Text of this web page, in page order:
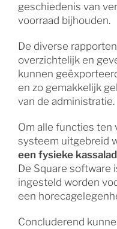
geschiedenis van
voorraad bijhouden.
De diverse
overzichtelijk en
kunnen
en zo gemakkelijk
van de administratie.
Om alle functies ten
systeem uitgebreid
een fysieke
De Square software
ingesteld worden
een
Concluderend